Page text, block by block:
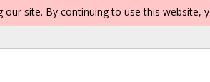
site. By continuing to use this website,